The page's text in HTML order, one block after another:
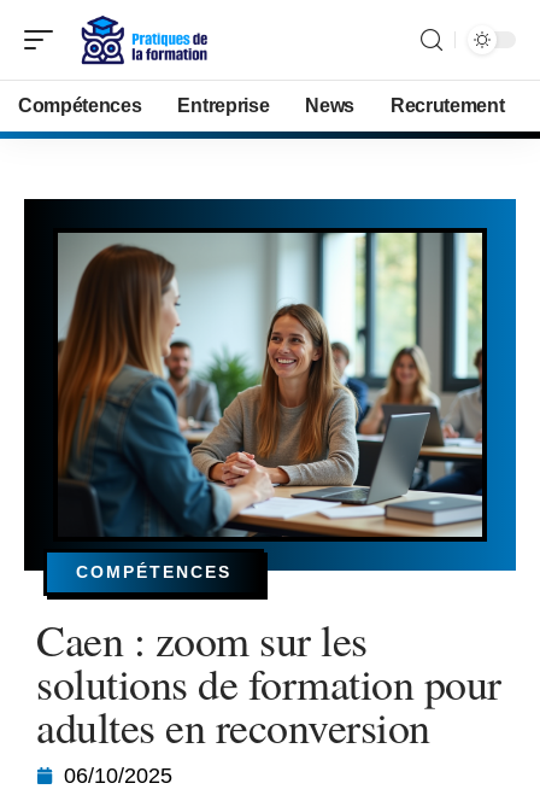
Compétences Entreprise News Recrutement
COMPÉTENCES
Caen : zoom sur les
solutions de formation pour
adultes en reconversion
06/10/2025